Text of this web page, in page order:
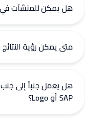
هل يمكن للمنشآت
متى يمكن رؤية
هل يعمل جنباً إلى جنب
SAP أو Logo؟